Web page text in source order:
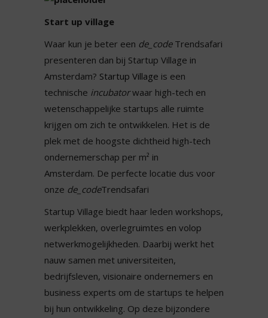
Start up village
Waar kun je beter een de_codeTrendsafari
presenteren dan bij Startup Village in
Amsterdam? Startup Village is een
technische incubatorwaar high-tech en
wetenschappelijke startups alle ruimte
krijgen om zich te ontwikkelen. Het is de
plek met de hoogste dichtheid high-tech
ondernemerschap per m² in
Amsterdam. De perfecte locatie dus voor
onze de_codeTrendsafari
Startup Village biedt haar leden workshops,
werkplekken, overlegruimtes en volop
netwerkmogelijkheden. Daarbij werkt het
nauw samen met universiteiten,
bedrijfsleven, visionaire ondernemers en
business experts om de startups te helpen
bij hun ontwikkeling. Op deze bijzondere